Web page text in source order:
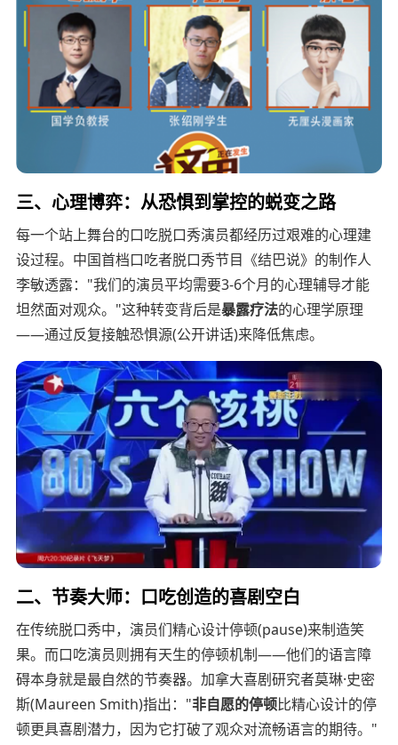
三、心理博弈：从恐惧到掌控的蜕变之路
每一个站上舞台的口吃脱口秀演员都经历过艰难的心理建
设过程。中国首档口吃者脱口秀节目《结巴说》的制作人
李敏透露："我们的演员平均需要3-6个月的心理辅导才能
坦然面对观众。"这种转变背后是暴露疗法的心理学原理
——通过反复接触恐惧源(公开讲话)来降低焦虑。
二、节奏大师：口吃创造的喜剧空白
在传统脱口秀中，演员们精心设计停顿(pause)来制造笑
果。而口吃演员则拥有天生的停顿机制——他们的语言障
碍本身就是最自然的节奏器。加拿大喜剧研究者莫琳·史密
斯(Maureen Smith)指出："非自愿的停顿比精心设计的停
顿更具喜剧潜力，因为它打破了观众对流畅语言的期待。"